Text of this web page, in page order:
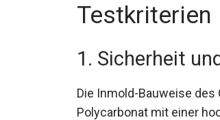
Testkriterien
1. Sicherheit
Die Inmold-Bauweise
Polycarbonat mit einer